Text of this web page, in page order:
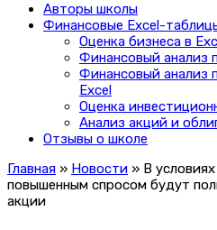
Авторы школы
Финансовые Excel-
Оценка бизнеса в
Финансовый анализ
Финансовый анализ
Excel
Оценка
Анализ акций и
Отзывы о школе
Главная » Новости » В
повышенным спросом будут
акции